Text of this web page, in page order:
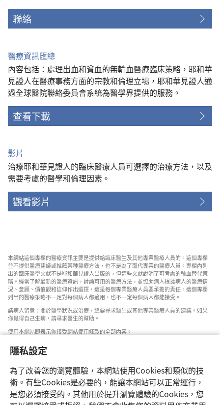
隱私設定
為了改善您的瀏覽體驗，本網站使用Cookies和類似的技
術。有些Cookies是必要的，能讓本網站可以正常運行，
是您必須接受的。其他用於提升瀏覽體驗的Cookies，您
聯絡
醫療資訊匯總
內容包括：處理出血和貧血的無輸血醫療臨床策略，耶和華
見證人在醫療事務方面的宗教和倫理立場，耶和華見證人通
過全球醫院聯絡委員會系統為醫學界提供的服務。
查看下載
影片
治療耶和華見證人的臨床醫療人員可選擇的治療方法，以及
需要考慮的醫學和倫理因素。
觀看影片
本網站這個專欄的醫療資訊主要是提供給臨床醫生及其他專業醫療人員的。這個專欄
並不提供醫療建議或推薦某種醫療方法，也不是為了取代專業的醫療人員。專欄內列
出的臨床醫學文獻不是耶和華見證人出版的，但這些文獻說明了可考慮的輸血替代策
略。經常了解最新的醫療資訊，討論可用的醫療方法，並協助病人根據病人的醫療情
況、意願、價值觀和信仰作出選擇，這是每個專業醫療人員要承擔的責任。這個專欄
列出的醫療策略不一定對每個病人都適用，也不一定每個病人都能接受。
請病人留意：關於醫學狀況或治療，總要尋求醫生或其他專業醫療人員的建議。如果
你覺得自己生病，請尋求醫生的幫助。
使用本網站即表示你接受網站使用條款的全部內容。
設定外觀